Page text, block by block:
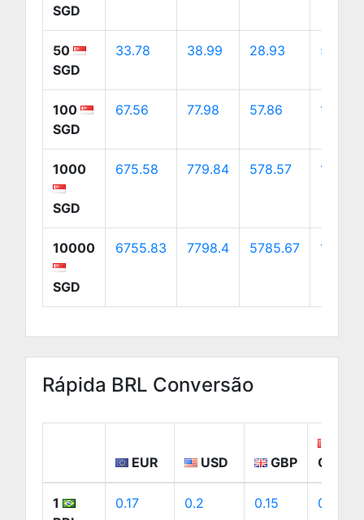
SGD
50
SGD
33.78 38.99 28.93 54.64
100
SGD
67.56 77.98 57.86 109.29
1000
SGD
675.58 779.84 578.57
10000
SGD
6755.83 7798.4 5785.67
Rápida BRL Conversão
EUR USD GBP CAD
1
0.17 0.2 0.15 0.27